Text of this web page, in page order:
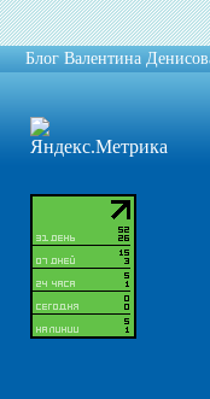
Блог Валентина